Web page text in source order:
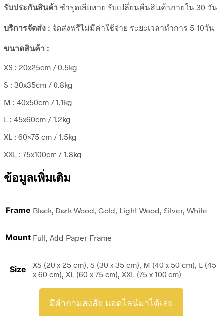
รับประกันสินค้า ชำรุดเสียหาย รับเปลี่ยนคืนสินค้าภายใน 30 วัน
บริการจัดส่ง : จัดส่งฟรีไม่มีค่าใช้จ่าย ระยะเวลาทำการ 5-10วัน
ขนาดสินค้า :
XS : 20x25cm / 0.5kg
S : 30x35cm / 0.8kg
M : 40x50cm / 1.1kg
L : 45x60cm / 1.2kg
XL : 60×75 cm / 1.5kg
XXL : 75x100cm / 1.8kg
ข้อมูลเพิ่มเติม
Frame Black, Dark Wood, Gold, Light Wood, Silver, White
Mount Full, Add Paper Frame
Size
XS (20 x 25 cm), S (30 x 35 cm), M (40 x 50 cm), L (45
x 60 cm), XL (60 x 75 cm), XXL (75 x 100 cm)
มีคำถามสงสัย แอดไลน์มาได้เลย